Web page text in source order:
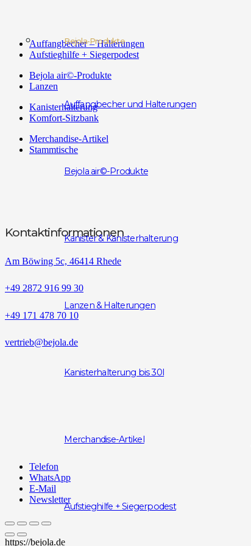
Bejola-Produkte
Auffangbecher und Halterungen
Bejola air©-Produkte
Kanister & Kanisterhalterung
Lanzen & Halterungen
Kanisterhalterung bis 30l
Merchandise-Artikel
Aufstieghilfe + Siegerpodest
Auffangbecher – Halterungen
Aufstieghilfe + Siegerpodest
Bejola air©-Produkte
Lanzen
Kanisterhalterung
Komfort-Sitzbank
Merchandise-Artikel
Stammtische
Kontaktinformationen
Am Böwing 5c, 46414 Rhede
+49 2872 916 99 30
+49 171 478 70 10
vertrieb@bejola.de
Telefon
WhatsApp
E-Mail
Newsletter
https://bejola.de